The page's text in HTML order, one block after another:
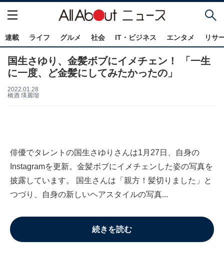
連載 ライフ グルメ 社会 IT・ビジネス エンタメ リサ
国生さゆり、金髪ボブにイメチェン！ 「一生
に一度、ど金髪にしてみたかったの」
2022.01.28
橋酒 瑛麗瑠
俳優でタレントの国生さゆりさんは1月27日、自身の
Instagramを更新。金髪ボブにイメチェンした姿の写真を
披露しています。 国生さんは「親方！髪切りました」と
つづり、自身の新しいヘアスタイルの写真...
続きを読む